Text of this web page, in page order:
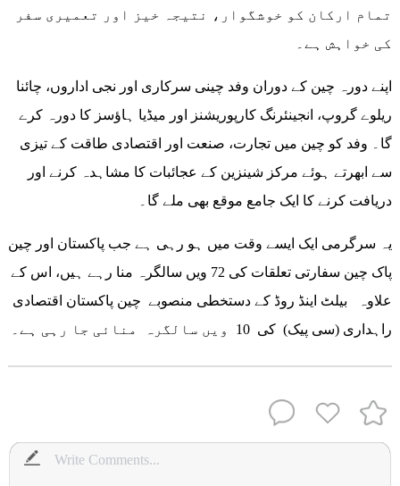
تمام ارکان کو خوشگوار، نتیجہ خیز اور تعمیری سفر
کی خواہش ہے۔
اپنے دورہ چین کے دوران وفد چینی سرکاری اور نجی اداروں، چائنا
ریلوے گروپ، انجینئرنگ کارپوریشنز اور میڈیا ہاؤسز کا دورہ کرے
گا۔ وفد کو چین میں تجارت، صنعت اور اقتصادی طاقت کے تیزی
سے ابھرتے ہوئے مرکز شینزین کے عجائبات کا مشاہدہ کرنے اور
دریافت کرنے کا ایک جامع موقع بھی ملے گا۔
یہ سرگرمی ایک ایسے وقت میں ہو رہی ہے جب پاکستان اور چین
پاک چین سفارتی تعلقات کی 72 ویں سالگرہ منا رہے ہیں، اس کے
علاوہ بیلٹ اینڈ روڈ کے دستخطی منصوبے چین پاکستان اقتصادی
راہداری (سی پیک) کی 10 ویں سالگرہ منائی جا رہی ہے۔